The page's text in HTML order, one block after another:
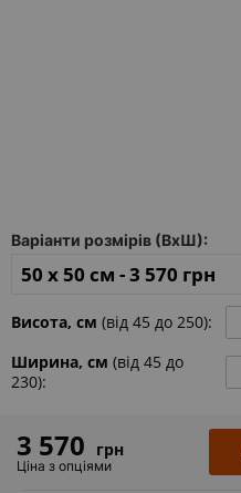
Варіанти розмірів (ВхШ):
50 x 50 см -3 570 грн
Висота, см (від 45 до 250):
Ширина, см (від 45 до
230):
3 570 грн
Ціна з опціями